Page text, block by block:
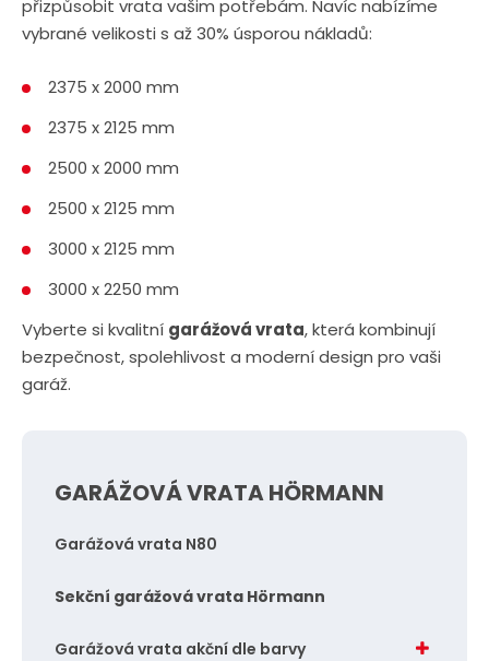
přizpůsobit vrata vašim potřebám. Navíc nabízíme
vybrané velikosti s až 30% úsporou nákladů:
2375 x 2000 mm
2375 x 2125 mm
2500 x 2000 mm
2500 x 2125 mm
3000 x 2125 mm
3000 x 2250 mm
Vyberte si kvalitní garážová vrata, která kombinují
bezpečnost, spolehlivost a moderní design pro vaši
garáž.
GARÁŽOVÁ VRATA HÖRMANN
Garážová vrata N80
Sekční garážová vrata Hörmann
Garážová vrata akční dle barvy